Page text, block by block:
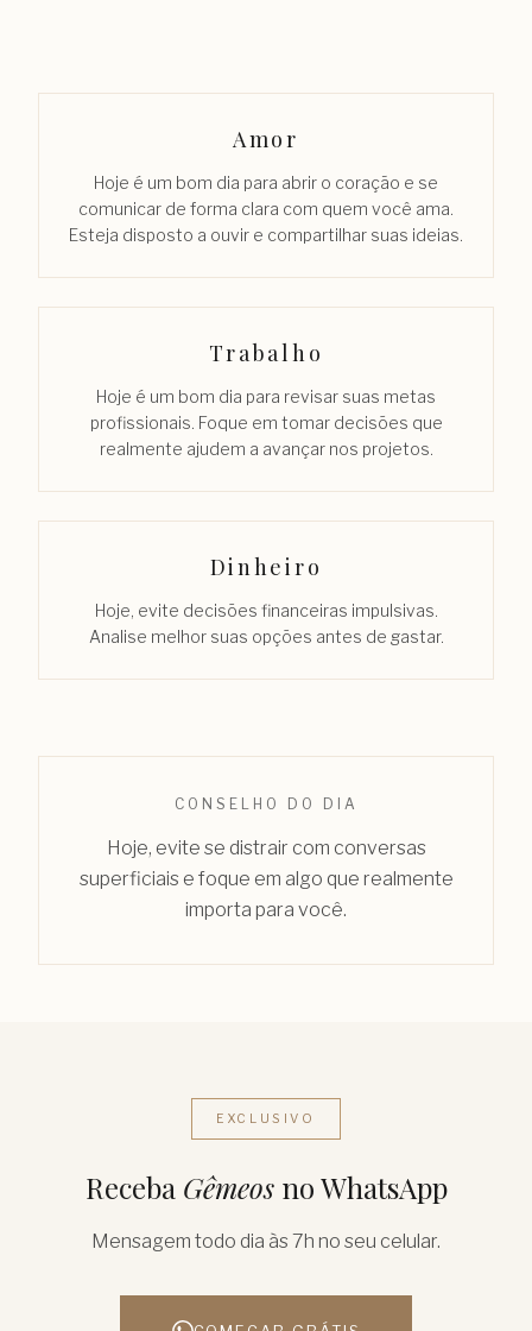
Amor
Hoje é um bom dia para abrir o coração e se
comunicar de forma clara com quem você ama.
Esteja disposto a ouvir e compartilhar suas ideias.
Trabalho
Hoje é um bom dia para revisar suas metas
profissionais. Foque em tomar decisões que
realmente ajudem a avançar nos projetos.
Dinheiro
Hoje, evite decisões financeiras impulsivas.
Analise melhor suas opções antes de gastar.
CONSELHO DO DIA
Hoje, evite se distrair com conversas
superficiais e foque em algo que realmente
importa para você.
EXCLUSIVO
Receba Gêmeosno WhatsApp
Mensagem todo dia às 7h no seu celular.